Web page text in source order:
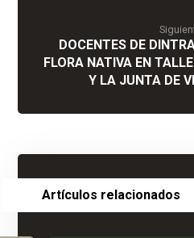
DOCENTES DE
FLORA NATIVA EN
Y LA JUNTA DE
Artículos relacionados